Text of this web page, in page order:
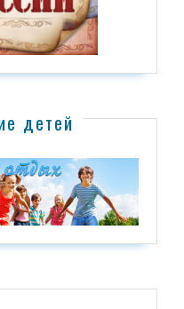
детей